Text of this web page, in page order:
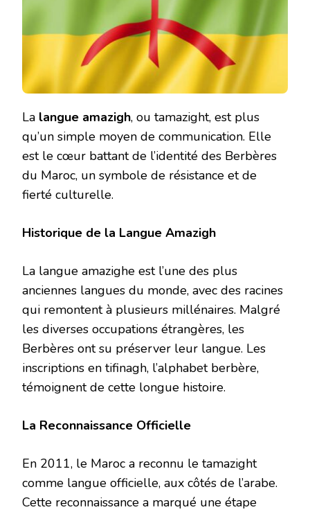
La langue amazigh, ou tamazight, est plus
qu’un simple moyen de communication. Elle
est le cœur battant de l’identité des Berbères
du Maroc, un symbole de résistance et de
fierté culturelle.
Historique de la Langue Amazigh
La langue amazighe est l’une des plus
anciennes langues du monde, avec des racines
qui remontent à plusieurs millénaires. Malgré
les diverses occupations étrangères, les
Berbères ont su préserver leur langue. Les
inscriptions en tifinagh, l’alphabet berbère,
témoignent de cette longue histoire.
La Reconnaissance Officielle
En 2011, le Maroc a reconnu le tamazight
comme langue officielle, aux côtés de l’arabe.
Cette reconnaissance a marqué une étape